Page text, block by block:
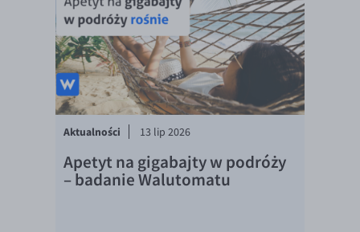
Aktualności 13 lip 2026
Apetyt na gigabajty w podróży
– badanie Walutomatu